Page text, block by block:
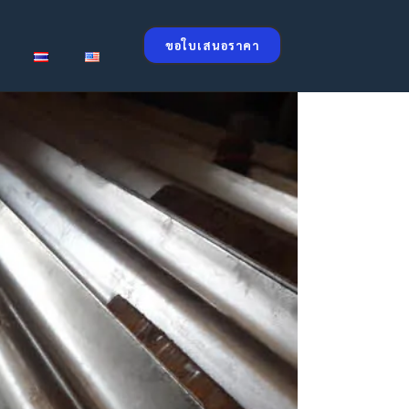
ขอใบเสนอราคา